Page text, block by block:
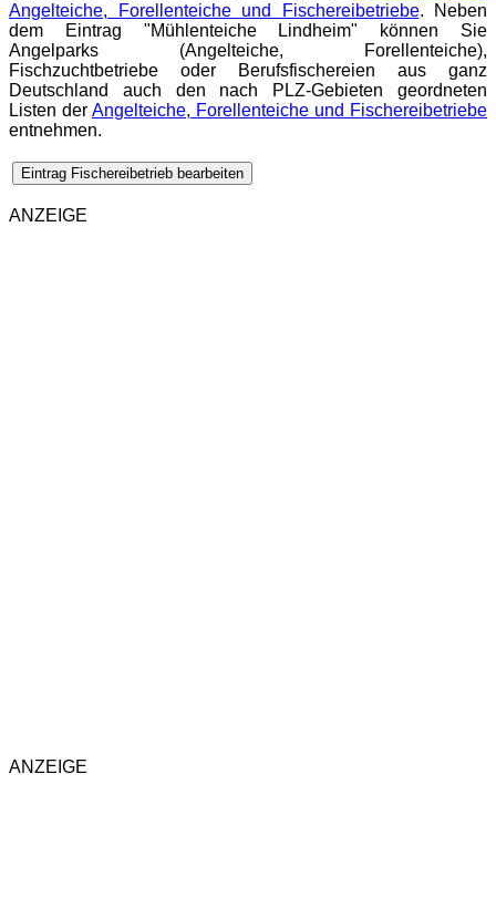
Angelteiche, Forellenteiche und Fischereibetriebe. Neben
dem Eintrag "Mühlenteiche Lindheim" können Sie
Angelparks (Angelteiche, Forellenteiche),
Fischzuchtbetriebe oder Berufsfischereien aus ganz
Deutschland auch den nach PLZ-Gebieten geordneten
Listen der Angelteiche, Forellenteiche und Fischereibetriebe
entnehmen.
Eintrag Fischereibetrieb bearbeiten
ANZEIGE
ANZEIGE